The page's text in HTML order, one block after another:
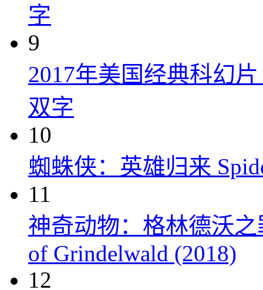
字
9
2017年美国经典科幻
双字
10
蜘蛛侠：英雄归来
11
神奇动物：格林德沃之
of Grindelwald (2018)
12